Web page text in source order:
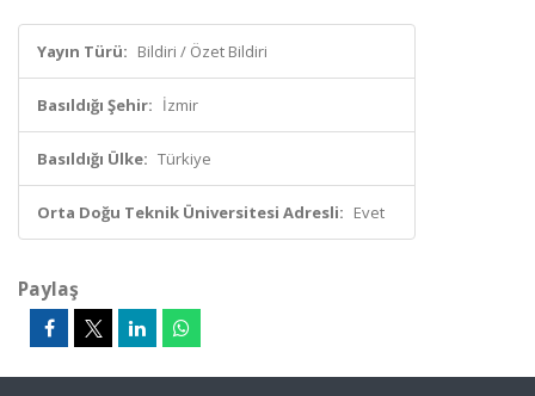
Yayın Türü: Bildiri / Özet Bildiri
Basıldığı Şehir: İzmir
Basıldığı Ülke: Türkiye
Orta Doğu Teknik Üniversitesi Adresli: Evet
Paylaş